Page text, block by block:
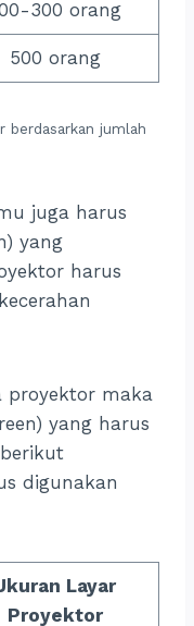
300 orang
500 orang
berdasarkan jumlah
juga harus
yang
harus
proyektor maka
yang harus
digunakan
Layar
Proyektor